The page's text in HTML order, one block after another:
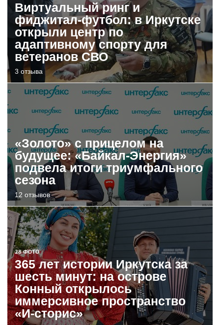
Виртуальный ринг и
фиджитал-футбол: в Иркутске
открыли центр по
адаптивному спорту для
ветеранов СВО
3 отзыва
«Золото» с прицелом на
будущее: «Байкал-Энергия»
подвела итоги триумфального
сезона
12 отзывов
28 ФОТО
365 лет истории Иркутска за
шесть минут: на острове
Конный открылось
иммерсивное пространство
«И-сторис»